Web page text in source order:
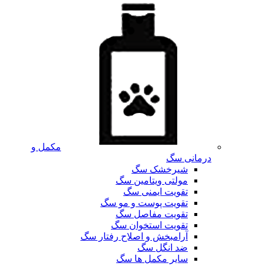
مکمل و
درمانی سگ
شیرخشک سگ
مولتی ویتامین سگ
تقویت ایمنی سگ
تقویت پوست و مو سگ
تقویت مفاصل سگ
تقویت استخوان سگ
آرامبخش و اصلاح رفتار سگ
ضد انگل سگ
سایر مکمل ها سگ